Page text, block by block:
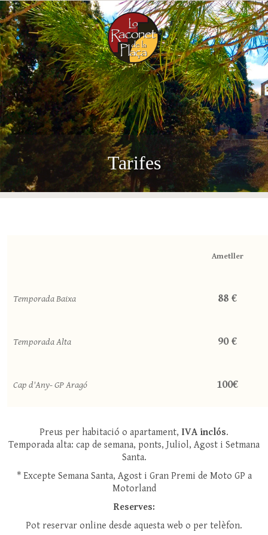
Tarifes
Ametller
Temporada Baixa 88 €
Temporada Alta 90 €
Cap d'Any- GP Aragó 100€
Preus per habitació o apartament, IVA inclós.
Temporada alta: cap de semana, ponts, Juliol, Agost i Setmana
Santa.
* Excepte Semana Santa, Agost i Gran Premi de Moto GP a
Motorland
Reserves:
Pot reservar online desde aquesta web o per telèfon.